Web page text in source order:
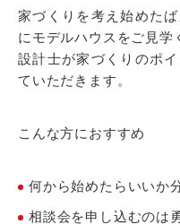
家づくりを考え始めた
にモデルハウスをご見学
設計士が家づくりのポ
ていただきます。
こんな方におすすめ
何から始めたらいいか
相談会を申し込むのは